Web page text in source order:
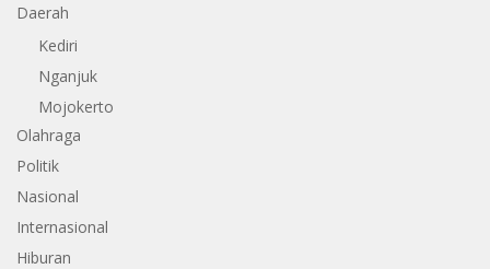
Daerah
Kediri
Nganjuk
Mojokerto
Olahraga
Politik
Nasional
Internasional
Hiburan